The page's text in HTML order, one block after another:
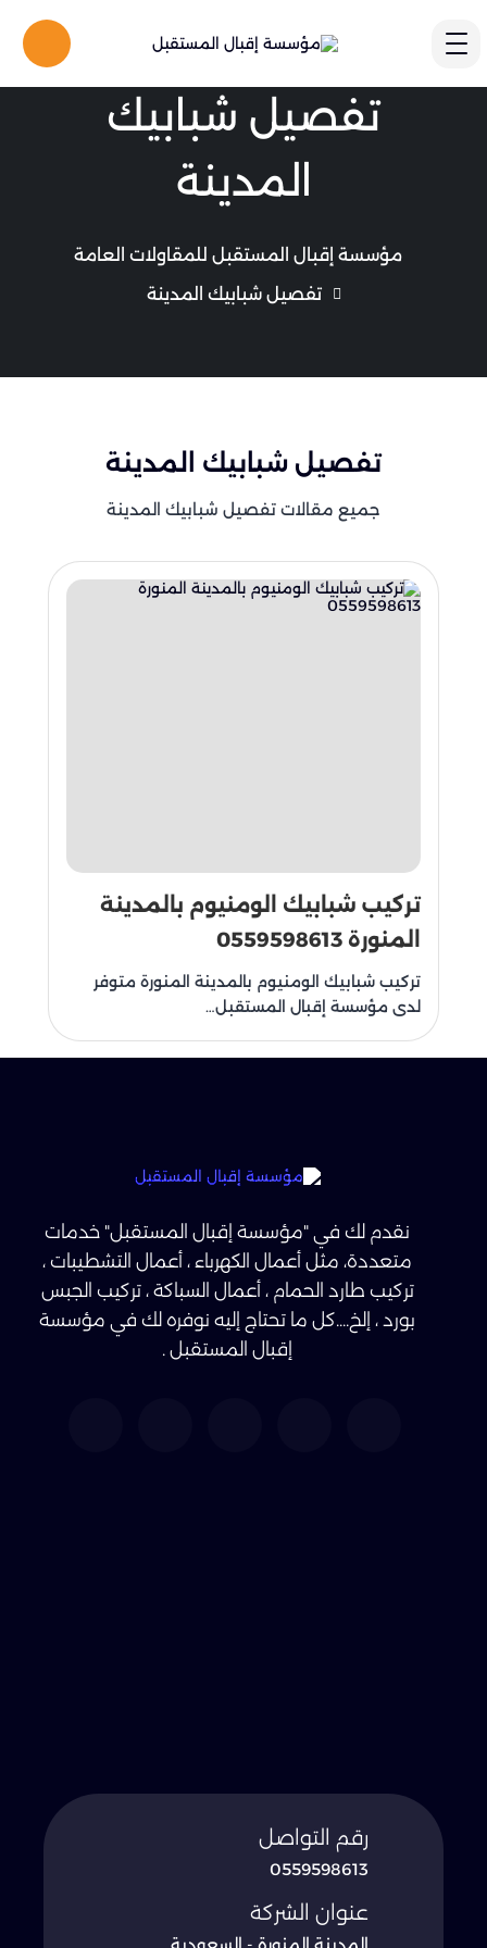
تفصيل شبابيك
المدينة
مؤسسة إقبال المستقبل للمقاولات العامة
تفصيل شبابيك المدينة
تفصيل شبابيك المدينة
جميع مقالات تفصيل شبابيك المدينة
تركيب شبابيك الومنيوم بالمدينة
المنورة 0559598613
تركيب شبابيك الومنيوم بالمدينة المنورة متوفر
لدى مؤسسة إقبال المستقبل…
نقدم لك في "مؤسسة إقبال المستقبل" خدمات
متعددة، مثل أعمال الكهرباء ، أعمال التشطيبات ،
تركيب طارد الحمام ، أعمال السباكة ، تركيب الجبس
بورد ، إلخ....كل ما تحتاج إليه نوفره لك في مؤسسة
إقبال المستقبل .
عنوان الشركة
رقم التواصل
0559598613